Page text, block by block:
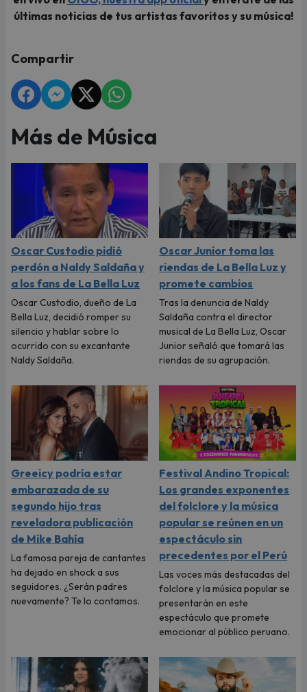
últimas noticias de tus artistas favoritos y su música!
Compartir
Más de Música
Oscar Custodio pidió
perdón a Naldy Saldaña y
a los fans de La Bella Luz
Oscar Custodio, dueño de La
Bella Luz, decidió romper su
silencio y hablar sobre lo
ocurrido con su excantante
Naldy Saldaña.
Oscar Junior toma las
riendas de La Bella Luz y
promete cambios
Tras la denuncia de Naldy
Saldaña contra el director
musical de La Bella Luz, Oscar
Junior señaló que tomará las
riendas de su agrupación.
Greeicy podría estar
embarazada de su
segundo hijo tras
reveladora publicación
de Mike Bahía
La famosa pareja de cantantes
ha dejado en shock a sus
seguidores. ¿Serán padres
nuevamente? Te lo contamos.
Festival Andino Tropical:
Los grandes exponentes
del folclore y la música
popular se reúnen en un
espectáculo sin
precedentes por el Perú
Las voces más destacadas del
folclore y la música popular se
presentarán en este
espectáculo que promete
emocionar al público peruano.